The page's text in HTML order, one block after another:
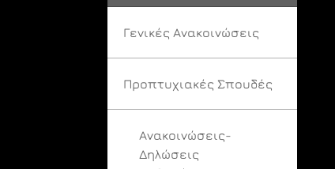
Γενικές Ανακοινώσεις
Προπτυχιακές Σπουδές
Ανακοινώσεις-
Δηλώσεις